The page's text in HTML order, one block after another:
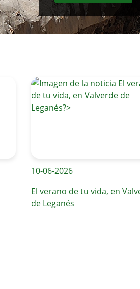
10-06-2026
El verano de tu vida, en Valverde
de Leganés